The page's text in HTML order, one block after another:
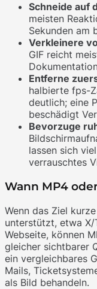
Schneide auf
meisten
Sekunden am
Verkleinere
GIF reicht
Entferne
halbierte fps-
deutlich; eine
beschädigt
Bevorzuge
lassen sich
verrauschtes
Wann MP4
Wenn das Ziel
unterstützt, etwa
Webseite, können
gleicher sichtbarer
ein vergleichbares
Mails,
als Bild behandeln.